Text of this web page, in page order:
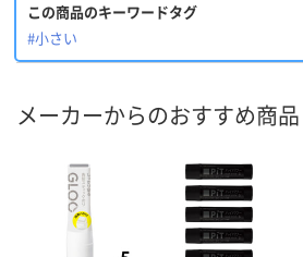
この商品のキーワードタグ
#小さい
メーカーからのおすすめ商品